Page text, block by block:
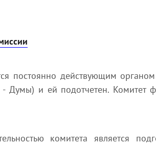
постоянно действующим
- Думы) и ей подотчетен. Комитет
комитета является